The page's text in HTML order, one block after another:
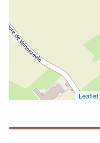
Leaflet